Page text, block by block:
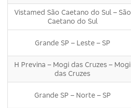
Vistamed São Caetano do Sul – São
Caetano do Sul
Grande SP – Leste – SP
H Previna – Mogi das Cruzes – Mogi
das Cruzes
Grande SP – Norte – SP